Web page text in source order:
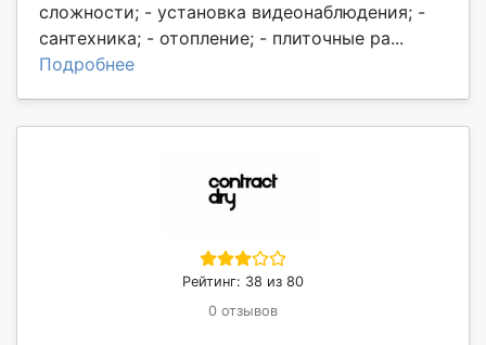
сложности; - установка видеонаблюдения; -
сантехника; - отопление; - плиточные ра...
Подробнее
Рейтинг: 38 из 80
0 отзывов